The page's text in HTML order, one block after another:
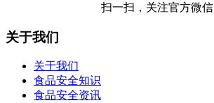
扫一扫，关注官方微信
关于我们
关于我们
食品安全知识
食品安全资讯